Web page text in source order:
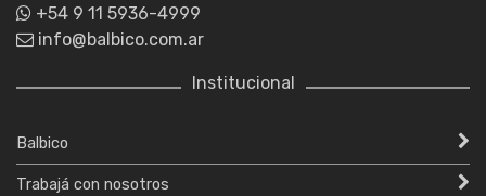
+54 9 11 5936-4999
info@balbico.com.ar
Institucional
Balbico
Trabajá con nosotros